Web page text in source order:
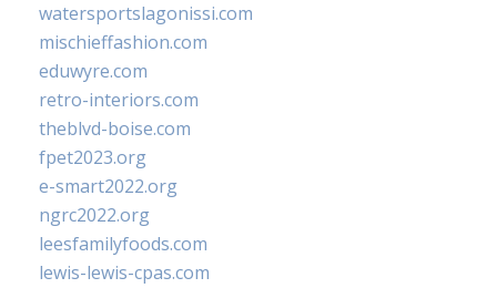
watersportslagonissi.com
mischieffashion.com
eduwyre.com
retro-interiors.com
theblvd-boise.com
fpet2023.org
e-smart2022.org
ngrc2022.org
leesfamilyfoods.com
lewis-lewis-cpas.com